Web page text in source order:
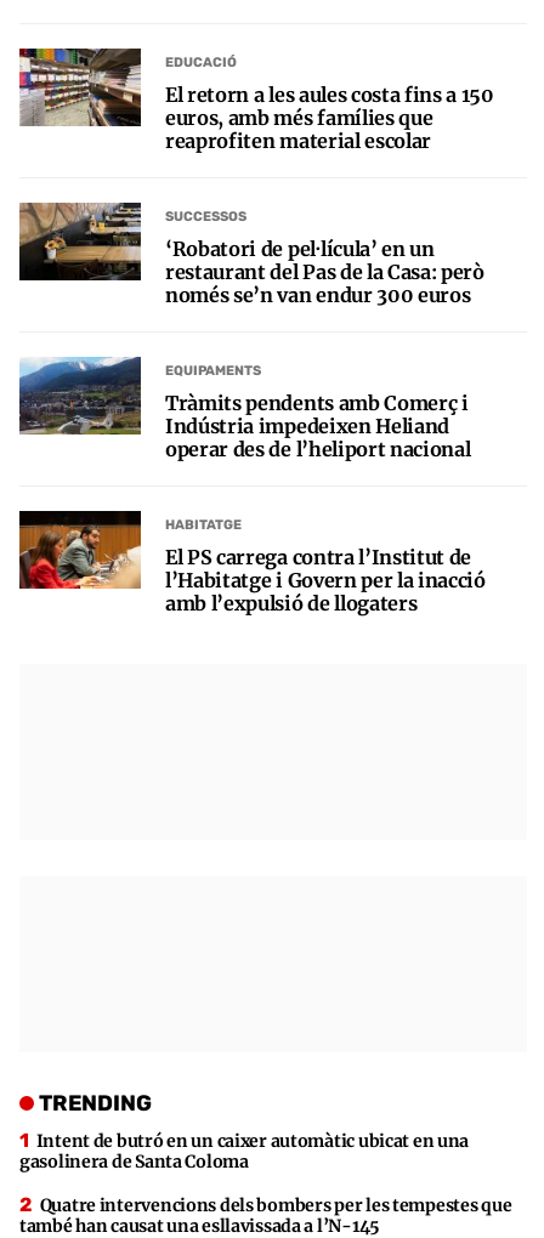
EDUCACIÓ
El retorn a les aules costa fins a 150
euros, amb més famílies que
reaprofiten material escolar
SUCCESSOS
‘Robatori de pel·lícula’ en un
restaurant del Pas de la Casa: però
només se’n van endur 300 euros
EQUIPAMENTS
Tràmits pendents amb Comerç i
Indústria impedeixen Heliand
operar des de l’heliport nacional
HABITATGE
El PS carrega contra l’Institut de
l’Habitatge i Govern per la inacció
amb l’expulsió de llogaters
TRENDING
Intent de butró en un caixer automàtic ubicat en una
gasolinera de Santa Coloma
Quatre intervencions dels bombers per les tempestes que
també han causat una esllavissada a l’N-145